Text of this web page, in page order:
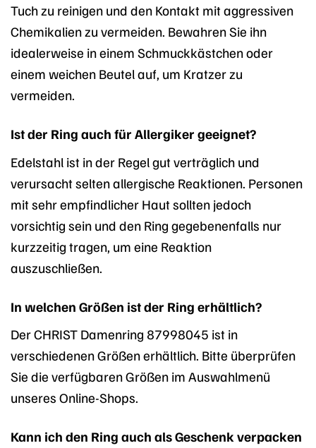
Tuch zu reinigen und den Kontakt mit aggressiven
Chemikalien zu vermeiden. Bewahren Sie ihn
idealerweise in einem Schmuckkästchen oder
einem weichen Beutel auf, um Kratzer zu
vermeiden.
Ist der Ring auch für Allergiker geeignet?
Edelstahl ist in der Regel gut verträglich und
verursacht selten allergische Reaktionen. Personen
mit sehr empfindlicher Haut sollten jedoch
vorsichtig sein und den Ring gegebenenfalls nur
kurzzeitig tragen, um eine Reaktion
auszuschließen.
In welchen Größen ist der Ring erhältlich?
Der CHRIST Damenring 87998045 ist in
verschiedenen Größen erhältlich. Bitte überprüfen
Sie die verfügbaren Größen im Auswahlmenü
unseres Online-Shops.
Kann ich den Ring auch als Geschenk verpacken